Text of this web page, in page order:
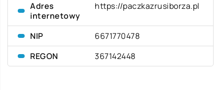
Adres
internetowy
https://paczkazrusiborza.pl
NIP
6671770478
REGON
367142448